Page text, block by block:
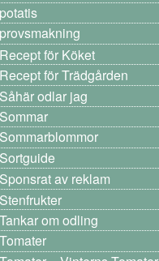
potatis
provsmakning
Recept för Köket
Recept för Trädgården
Såhär odlar jag
Sommar
Sommarblommor
Sortguide
Sponsrat av reklam
Stenfrukter
Tankar om odling
Tomater